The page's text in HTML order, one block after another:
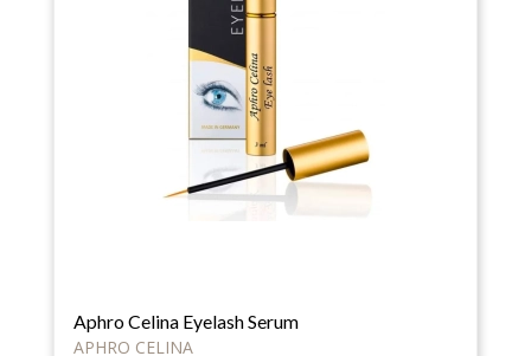
Aphro Celina Eyelash Serum
APHRO CELINA